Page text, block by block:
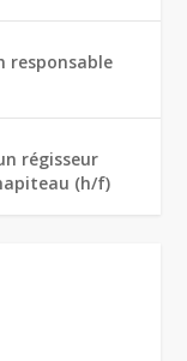
responsable
régisseur
(h/f)